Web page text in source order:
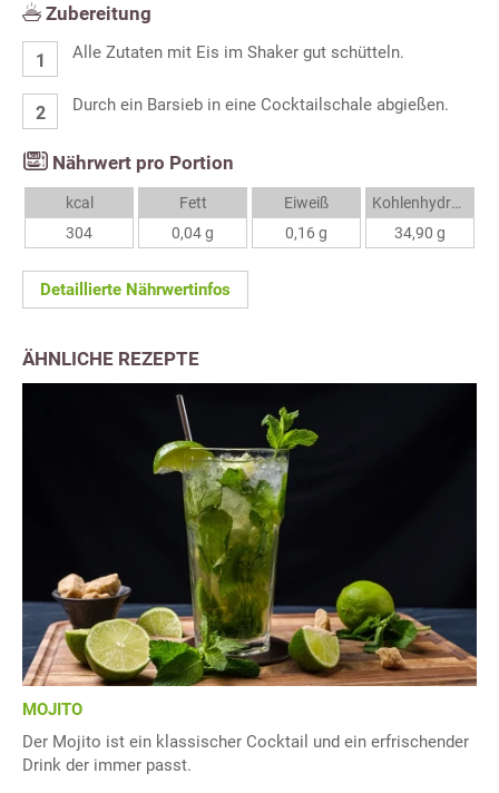
Zubereitung
Alle Zutaten mit Eis im Shaker gut schütteln.
Durch ein Barsieb in eine Cocktailschale abgießen.
Nährwert pro Portion
kcal
304
Fett
0,04 g
Eiweiß
0,16 g
Kohlenhydrate
34,90 g
Detaillierte Nährwertinfos
ÄHNLICHE REZEPTE
MOJITO
Der Mojito ist ein klassischer Cocktail und ein erfrischender
Drink der immer passt.